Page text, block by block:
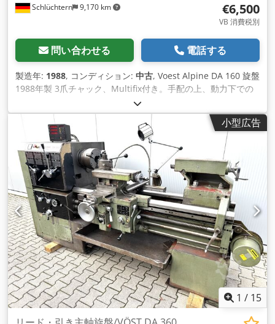
Schlüchtern 9,170 km €6,500
VB 消費税別
問い合わせる 電話する
製造年: 1988, コンディション: 中古, Voest Alpine DA 160 旋盤
1988年製 3爪チャック、Multifix付き。手配の上、動力下での
デモが可能です。 Chodpfema Snxox Ab Asa
小型広告
1 / 15